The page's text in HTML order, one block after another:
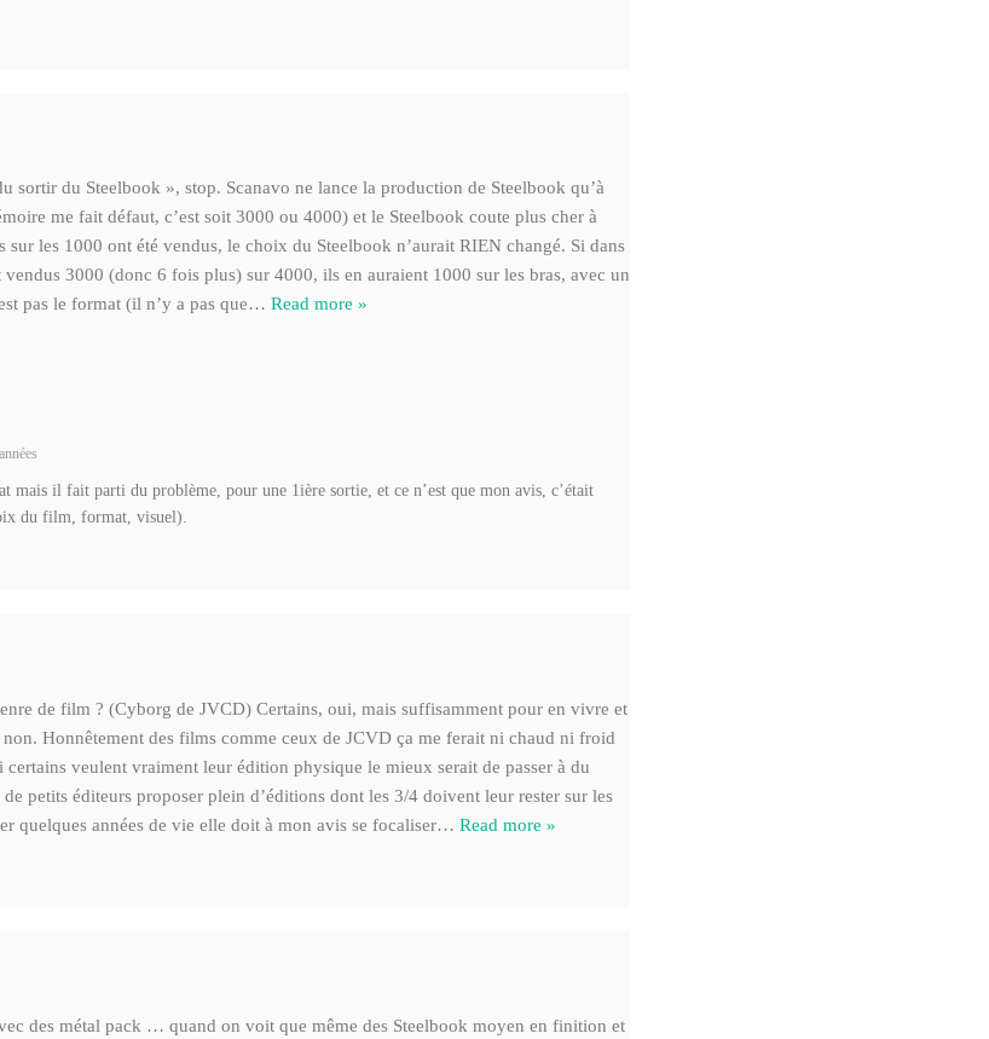
sortir du Steelbook », stop. Scanavo ne lance la production de Steelbook qu’à
me fait défaut, c’est soit 3000 ou 4000) et le Steelbook coute plus cher à
sur les 1000 ont été vendus, le choix du Steelbook n’aurait RIEN changé. Si dans
3000 (donc 6 fois plus) sur 4000, ils en auraient 1000 sur les bras, avec un
pas le format (il n’y a pas que… Read more »
mais il fait parti du problème, pour une 1ière sortie, et ce n’est que mon avis, c’était
du film, format, visuel).
de film ? (Cyborg de JVCD) Certains, oui, mais suffisamment pour en vivre et
Honnêtement des films comme ceux de JCVD ça me ferait ni chaud ni froid
veulent vraiment leur édition physique le mieux serait de passer à du
petits éditeurs proposer plein d’éditions dont les 3/4 doivent leur rester sur les
quelques années de vie elle doit à mon avis se focaliser… Read more »
des métal pack … quand on voit que même des Steelbook moyen en finition et